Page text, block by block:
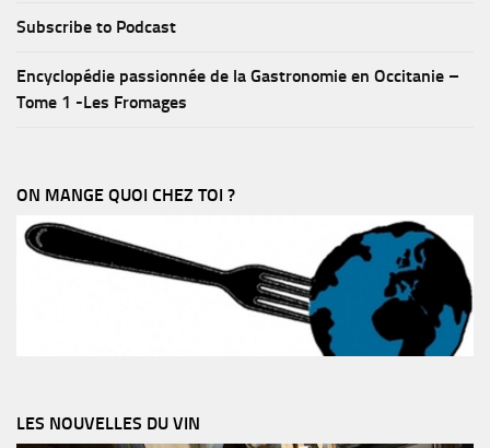
Subscribe to Podcast
Encyclopédie passionnée de la Gastronomie en Occitanie –
Tome 1 -Les Fromages
ON MANGE QUOI CHEZ TOI ?
LES NOUVELLES DU VIN